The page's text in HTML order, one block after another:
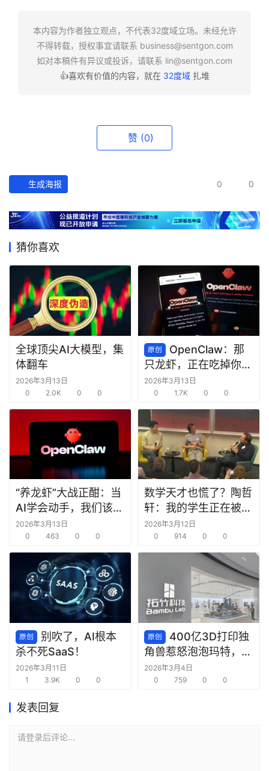
创
投
窗
商
机
合
圈
本内容为作者独立观点，不代表32度域立场。未经允许
不得转载，授权事宜请联系 business@sentgon.com
如对本稿件有异议或投诉，请联系 lin@sentgon.com
👍喜欢有价值的内容，就在 32度域扎堆
赞 (0)
生成海报 0 0
猜你喜欢
全球顶尖AI大模型，集
体翻车
2026年3月13日
0
2.0K 0 0
原创
OpenClaw：那
只龙虾，正在吃掉你的
脑子
2026年3月13日
0
1.7K 0 0
“养龙虾”大战正酣：当
AI学会动手，我们该欢
呼还是警惕？
2026年3月13日
0
463 0 0
数学天才也慌了？陶哲
轩：我的学生正在被
AI“毁掉”
2026年3月12日
0
914 0 0
原创
别吹了，AI根本
杀不死SaaS！
2026年3月11日
1
3.9K 0 0
原创
400亿3D打印独
角兽惹怒泡泡玛特，明
星公司背后的版权隐忧
2026年3月4日
0
759 0 0
发表回复
请登录后评论...